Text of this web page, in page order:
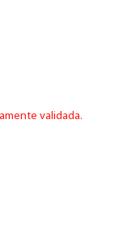
validada.